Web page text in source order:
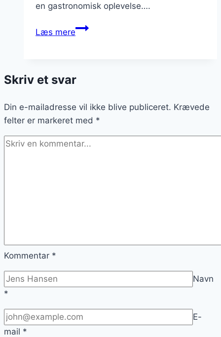
en gastronomisk oplevelse….
Læs mereFriske
bourguignon
Skriv et svar
Din e-mailadresse vil ikke blive publiceret. Krævede
felter er markeret med *
Kommentar *
Navn
*
E-
mail *